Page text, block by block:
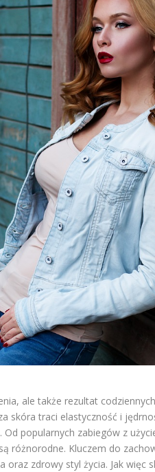
ale także rezultat
skóra traci elastyczność i
popularnych zabiegów z
różnorodne. Kluczem do
zdrowy styl życia. Jak więc